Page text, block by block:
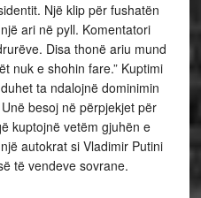
Një klip për fushatën
ari në pyll. Komentatori
Disa thonë ariu mund
nuk e shohin fare.” Kuptimi
ta ndalojnë dominimin
besoj në përpjekjet për
kuptojnë vetëm gjuhën e
autokrat si Vladimir Putini
të vendeve sovrane.